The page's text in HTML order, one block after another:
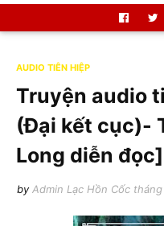
AUDIO TIÊN HIỆP
Truyện audio
(Đại kết cục)-
Long diễn đọc]
by Admin Lạc Hồn Cốc tháng